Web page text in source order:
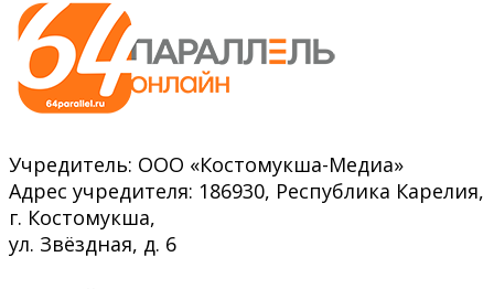
Учредитель: ООО «Костомукша-Медиа»
Адрес учредителя: 186930, Республика Карелия,
г. Костомукша,
ул. Звёздная, д. 6